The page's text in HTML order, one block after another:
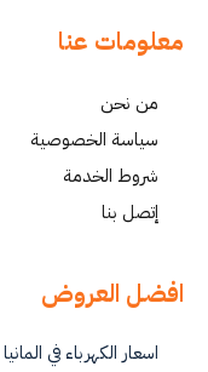
معلومات عنا
من نحن
سياسة الخصوصية
شروط الخدمة
إتصل بنا
افضل العروض
اسعار الكهرباء في المانيا